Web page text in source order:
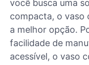
você busca uma
compacta, o vaso
a melhor opção.
facilidade de
acessível, o vaso